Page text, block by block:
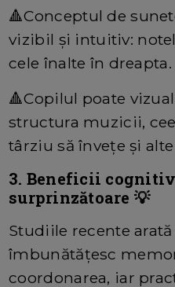
🔺Conceptul de
vizibil și intuitiv:
cele înalte în dreapta.
🔺Copilul poate
structura muzicii,
târziu să învețe și
3. Beneficii
surprinzătoare 💡
Studiile recente
îmbunătățesc
coordonarea, iar